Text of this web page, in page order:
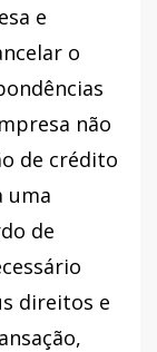
e
o
não
de crédito
uma
de
direitos e